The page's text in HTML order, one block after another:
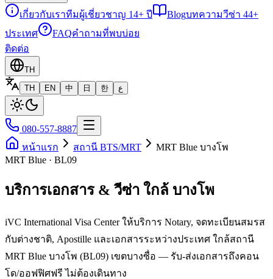
เกี่ยวกับเราทีมผู้เชี่ยวชาญ 14+ ปี Blogบทความวีซ่า 44+
ประเทศ
FAQคำถามที่พบบ่อย
ติดต่อ
TH
TH
EN 中 日 한 ع
080-557-8887
หน้าแรก
สถานี BTS/MRT
MRT Blue บางโพ
MRT Blue · BL09
บริการเอกสาร & วีซ่า ใกล้ บางโพ
iVC International Visa Center ให้บริการ Notary, จดทะเบียนสมรส
กับต่างชาติ, Apostille และเอกสารระหว่างประเทศ ใกล้สถานี
MRT Blue บางโพ (BL09) เขตบางซื่อ — รับ-ส่งเอกสารถึงคอน
โด/ออฟฟิศฟรี ไม่ต้องเดินทาง